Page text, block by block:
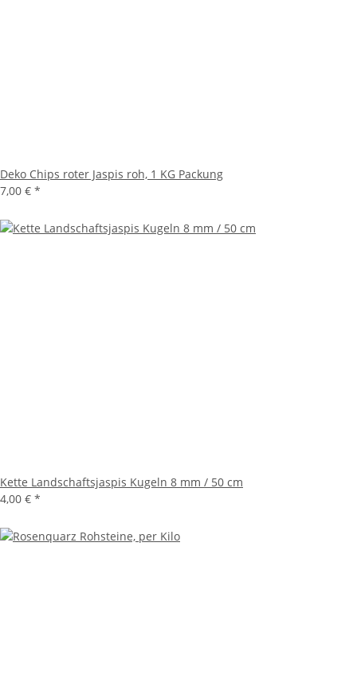
Deko Chips roter Jaspis roh, 1 KG Packung
7,00 € *
Kette Landschaftsjaspis Kugeln 8 mm / 50 cm
4,00 € *